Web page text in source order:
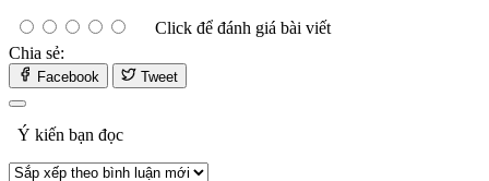
Click để đánh giá bài viết
Chia sẻ:
Facebook Tweet
Ý kiến bạn đọc